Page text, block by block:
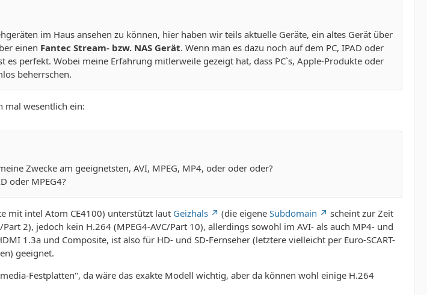
im Haus ansehen zu können, hier haben wir teils aktuelle Geräte, ein altes Gerät über
einen Fantec Stream- bzw. NAS Gerät. Wenn man es dazu noch auf dem PC, IPAD oder
es perfekt. Wobei meine Erfahrung mitlerweile gezeigt hat, dass PC`s, Apple-Produkte oder
beherrschen.
mal wesentlich ein:
Zwecke am geeignetsten, AVI, MPEG, MP4, oder oder oder?
oder MPEG4?
mit intel Atom CE4100) unterstützt laut Geizhals (die eigene Subdomain
scheint zur Zeit
2), jedoch kein H.264 (MPEG4-AVC/Part 10), allerdings sowohl im AVI- als auch MP4- und
1.3a und Composite, ist also für HD- und SD-Fernseher (letztere vielleicht per Euro-SCART-
geeignet.
Festplatten", da wäre das exakte Modell wichtig, aber da können wohl einige H.264